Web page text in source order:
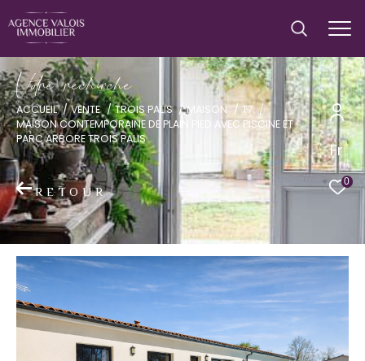
Fr
0
Vore recece
ACCUEIL VENTE TROIS PALIS MAISON
T7
MAISON CONTEMPORAINE DE PLAIN PIED AVEC PISCINE ET
PARC ARBORE TROIS PALIS
RETOUR